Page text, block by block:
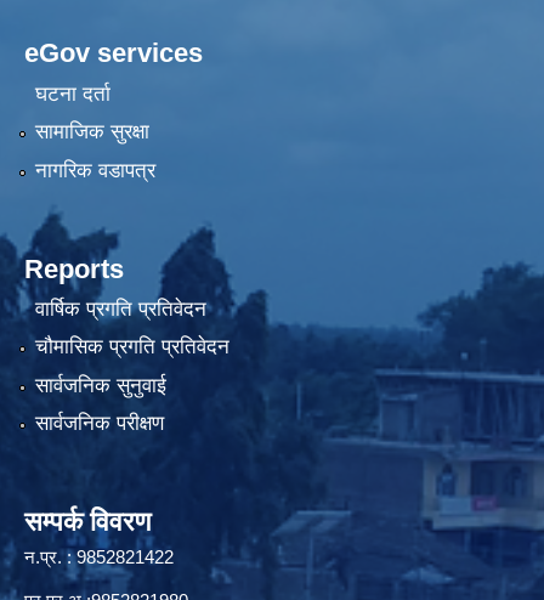
eGov services
घटना दर्ता
सामाजिक सुरक्षा
नागरिक वडापत्र
Reports
वार्षिक प्रगति प्रतिवेदन
चौमासिक प्रगति प्रतिवेदन
सार्वजनिक सुनुवाई
सार्वजनिक परीक्षण
सम्पर्क विवरण
न.प्र. : 9852821422